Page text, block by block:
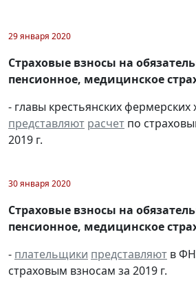
29 января 2020
Страховые взносы на
пенсионное, медицинское
- главы крестьянских фермерских
представляют расчет по
2019 г.
30 января 2020
Страховые взносы на
пенсионное, медицинское
- плательщики представляют в
страховым взносам за 2019 г.